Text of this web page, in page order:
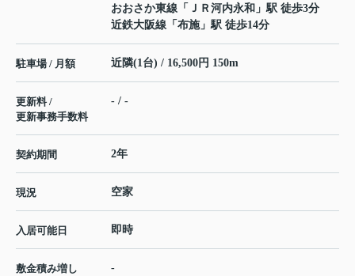
おおさか東線 「 ＪＲ河内永和 」駅 徒歩3分
近鉄大阪線 「 布施」駅 徒歩14分
駐車場 / 月額 近隣(1台) / 16,500円 150m
更新料 /
更新事務手数料
- / -
契約期間 2年
現況 空家
入居可能日 即時
敷金積み増し -